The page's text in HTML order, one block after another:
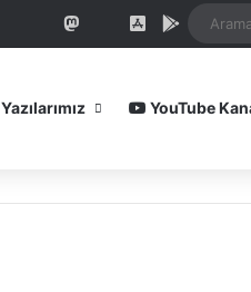
WhatsApp
PatreonMastodonBluesky
iOS Android
Yazılarımız YouTube